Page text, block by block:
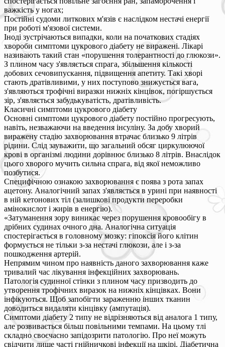
важкість у ногах;
Постійні судоми литкових м'язів є наслідком нестачі енергії
при роботі м'язової системи.
Іноді зустрічаються випадки, коли на початкових стадіях
хвороби симптоми цукрового діабету не виражені. Лікарі
називають такий стан «порушення толерантності до глюкози».
З плином часу з'являється спрага, збільшення кількості
добових сечовипускання, підвищення апетиту. Такі хворі
стають дратівливими, у них поступово знижується вага,
з'являються трофічні виразки нижніх кінцівок, погіршується
зір, з'являється забудькуватість, дратівливість.
Класичні симптоми цукрового діабету
Основні симптоми цукрового діабету постійно прогресують,
навіть, незважаючи на введення інсуліну. За добу хворий
виражену стадію захворювання втрачає близько 9 літрів
рідини. Слід зауважити, що загальний обсяг циркулюючої
крові в організмі людини дорівнює близько 8 літрів. Внаслідок
цього хворого мучить сильна спрага, від якої неможливо
позбутися.
Специфічною ознакою захворювання є поява з рота запах
ацетону. Аналогічний запах з'являється в урині при наявності
в ній кетонових тіл (залишкові продукти переробки
амінокислот і жирів в енергію).
«Затуманення зору виникає через порушення кровообігу в
дрібних судинах очного дна. Аналогічна ситуація
спостерігається в головному мозку: гіпоксія його клітин
формується не тільки з-за нестачі глюкози, але і з-за
пошкодження артерій.
Непрямим чином про наявність даного захворювання каже
тривалий час лікування інфекційних захворювань.
Патологія судинної стінки з плином часу призводить до
утворення трофічних виразок на нижніх кінцівках. Вони
інфікуються. Щоб запобігти зараженню інших тканин
доводиться видаляти кінцівку (ампутація).
Симптоми діабету 2 типу не відрізняються від аналога 1 типу,
але розвивається більш повільними темпами. На цьому тлі
складно своєчасно запідозрити патологію. Про неї можуть
свідчити лише часті гнійничкові інфекції на шкірі. Діабетична